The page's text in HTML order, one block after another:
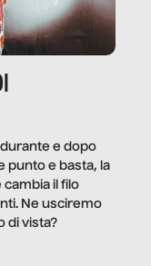
e dopo
punto e basta, la
cambia il filo
Ne usciremo
di vista?